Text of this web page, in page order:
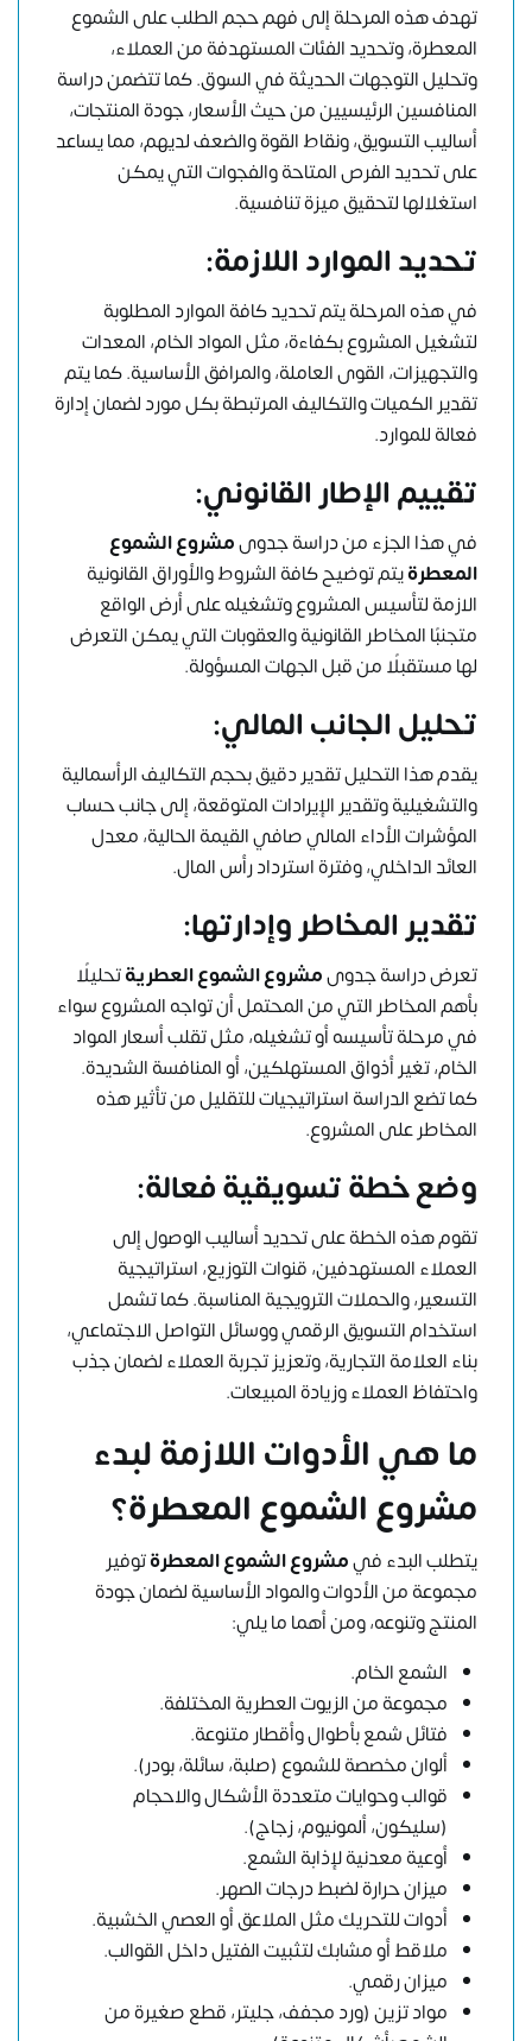
تهدف هذه المرحلة إلى فهم حجم الطلب على الشموع
المعطرة، وتحديد الفئات المستهدفة من العملاء،
وتحليل التوجهات الحديثة في السوق. كما تتضمن دراسة
المنافسين الرئيسيين من حيث الأسعار، جودة المنتجات،
أساليب التسويق، ونقاط القوة والضعف لديهم، مما يساعد
على تحديد الفرص المتاحة والفجوات التي يمكن
استغلالها لتحقيق ميزة تنافسية.
تحديد الموارد اللازمة:
في هذه المرحلة يتم تحديد كافة الموارد المطلوبة
لتشغيل المشروع بكفاءة، مثل المواد الخام، المعدات
والتجهيزات، القوى العاملة، والمرافق الأساسية. كما يتم
تقدير الكميات والتكاليف المرتبطة بكل مورد لضمان إدارة
فعالة للموارد.
تقييم الإطار القانوني:
في هذا الجزء من دراسة جدوىمشروع الشموع
المعطرةيتم توضيح كافة الشروط والأوراق القانونية
الازمة لتأسيس المشروع وتشغيله على أرض الواقع
متجنبًا المخاطر القانونية والعقوبات التي يمكن التعرض
لها مستقبلًا من قبل الجهات المسؤولة.
تحليل الجانب المالي:
يقدم هذا التحليل تقدير دقيق بحجم التكاليف الرأسمالية
والتشغيلية وتقدير الإيرادات المتوقعة، إلى جانب حساب
المؤشرات الأداء المالي صافي القيمة الحالية، معدل
العائد الداخلي، وفترة استرداد رأس المال.
تقدير المخاطر وإدارتها:
تعرض دراسة جدوىمشروع الشموع العطريةتحليلًا
بأهم المخاطر التي من المحتمل أن تواجه المشروع سواء
في مرحلة تأسيسه أو تشغيله، مثل تقلب أسعار المواد
الخام، تغير أذواق المستهلكين، أو المنافسة الشديدة.
كما تضع الدراسة استراتيجيات للتقليل من تأثير هذه
المخاطر على المشروع.
وضع خطة تسويقية فعالة:
تقوم هذه الخطة على تحديد أساليب الوصول إلى
العملاء المستهدفين، قنوات التوزيع، استراتيجية
التسعير، والحملات الترويجية المناسبة. كما تشمل
استخدام التسويق الرقمي ووسائل التواصل الاجتماعي،
بناء العلامة التجارية، وتعزيز تجربة العملاء لضمان جذب
واحتفاظ العملاء وزيادة المبيعات.
ما هي الأدوات اللازمة لبدء
مشروع الشموع المعطرة؟
يتطلب البدء فيمشروع الشموع المعطرةتوفير
مجموعة من الأدوات والمواد الأساسية لضمان جودة
المنتج وتنوعه، ومن أهما ما يلي:
الشمع الخام.
مجموعة من الزيوت العطرية المختلفة.
فتائل شمع بأطوال وأقطار متنوعة.
ألوان مخصصة للشموع (صلبة، سائلة، بودر).
قوالب وحوايات متعددة الأشكال والاحجام
(سليكون، ألمونيوم، زجاج).
أوعية معدنية لإذابة الشمع.
ميزان حرارة لضبط درجات الصهر.
أدوات للتحريك مثل الملاعق أو العصي الخشبية.
ملاقط أو مشابك لتثبيت الفتيل داخل القوالب.
ميزان رقمي.
مواد تزين (ورد مجفف، جليتر، قطع صغيرة من